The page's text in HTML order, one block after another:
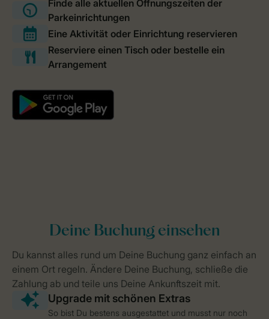
So bist Du bestens ausgestattet und musst nur noch